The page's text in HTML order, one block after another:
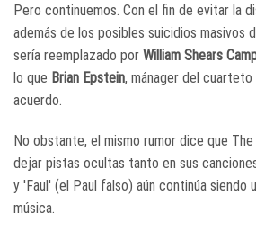
Pero continuemos. Con el fin de evitar la
además de los posibles suicidios masivos
sería reemplazado por William Shears
lo que Brian Epstein, mánager del
acuerdo.
No obstante, el mismo rumor dice que
dejar pistas ocultas tanto en sus
y 'Faul' (el Paul falso) aún continúa siendo
música.